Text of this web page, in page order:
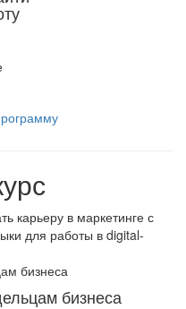
карьеру в маркетинге с
для работы в digital-
бизнеса